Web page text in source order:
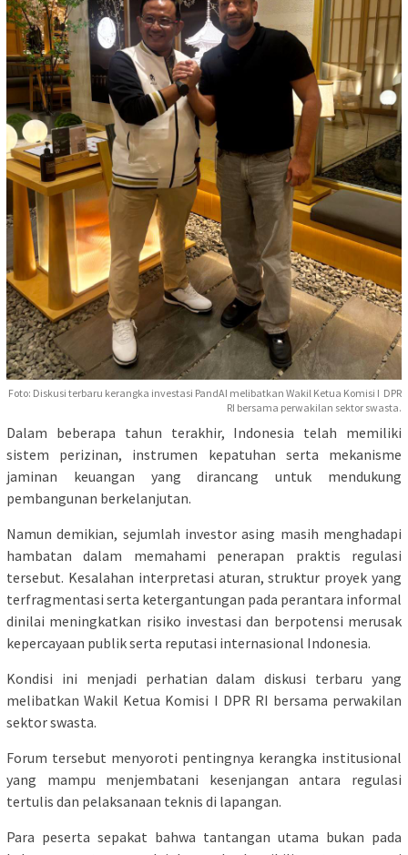
Foto: Diskusi terbaru kerangka investasi PandAI melibatkan Wakil Ketua Komisi I DPR
RI bersama perwakilan sektor swasta.
Dalam beberapa tahun terakhir, Indonesia telah memiliki
sistem perizinan, instrumen kepatuhan serta mekanisme
jaminan keuangan yang dirancang untuk mendukung
pembangunan berkelanjutan.
Namun demikian, sejumlah investor asing masih menghadapi
hambatan dalam memahami penerapan praktis regulasi
tersebut. Kesalahan interpretasi aturan, struktur proyek yang
terfragmentasi serta ketergantungan pada perantara informal
dinilai meningkatkan risiko investasi dan berpotensi merusak
kepercayaan publik serta reputasi internasional Indonesia.
Kondisi ini menjadi perhatian dalam diskusi terbaru yang
melibatkan Wakil Ketua Komisi I DPR RI bersama perwakilan
sektor swasta.
Forum tersebut menyoroti pentingnya kerangka institusional
yang mampu menjembatani kesenjangan antara regulasi
tertulis dan pelaksanaan teknis di lapangan.
Para peserta sepakat bahwa tantangan utama bukan pada